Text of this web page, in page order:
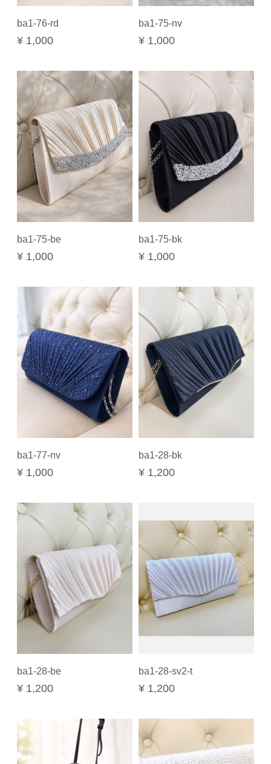
ba1-76-rd
¥ 1,000
ba1-75-nv
¥ 1,000
ba1-75-be
¥ 1,000
ba1-75-bk
¥ 1,000
ba1-77-nv
¥ 1,000
ba1-28-bk
¥ 1,200
ba1-28-be
¥ 1,200
ba1-28-sv2-t
¥ 1,200